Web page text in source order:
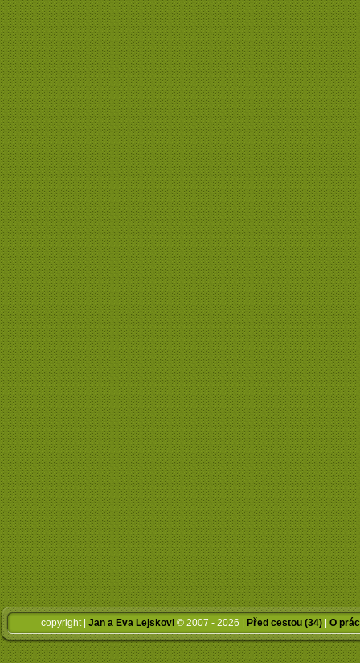
copyright | Jan a Eva Lejskovi © 2007 - 2026 | Před cestou (34) O